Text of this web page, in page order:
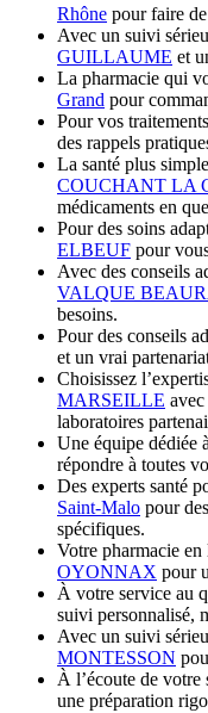
Rhône pour faire
Avec un suivi
GUILLAUME et
La pharmacie qui
Grand pour
Pour vos
des rappels
La santé plus
COUCHANT LA
médicaments en
Pour des soins
ELBEUF pour
Avec des conseils
VALQUE
besoins.
Pour des conseils
et un vrai
Choisissez
MARSEILLE
laboratoires
Une équipe dédiée
répondre à toutes
Des experts santé
Saint-Malo pour
spécifiques.
Votre pharmacie
OYONNAX pour
À votre service au
suivi personnalisé,
Avec un suivi
MONTESSON
À l’écoute de votre
une préparation